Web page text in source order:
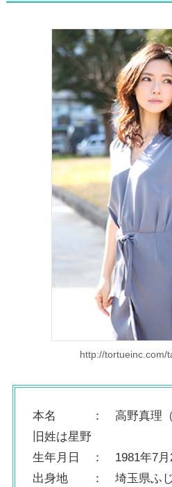
http://tortueinc.com/
本名 ： 高野真理（
旧姓は星野
生年月日 ： 1981年7月
出身地 ： 埼玉県ふじ